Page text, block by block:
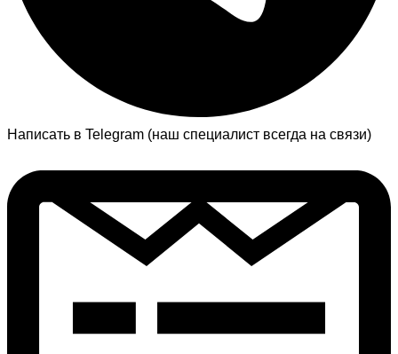
Написать в Telegram (наш специалист всегда на связи)